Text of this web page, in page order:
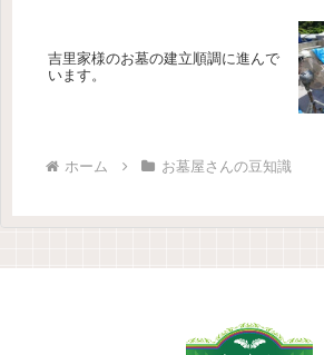
吉里家様のお墓の建立順調に進んで
います。
ホーム お墓屋さんの豆知識